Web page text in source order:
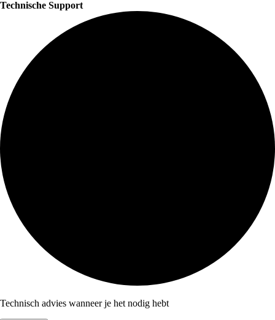
Technische Support
Technisch advies wanneer je het nodig hebt